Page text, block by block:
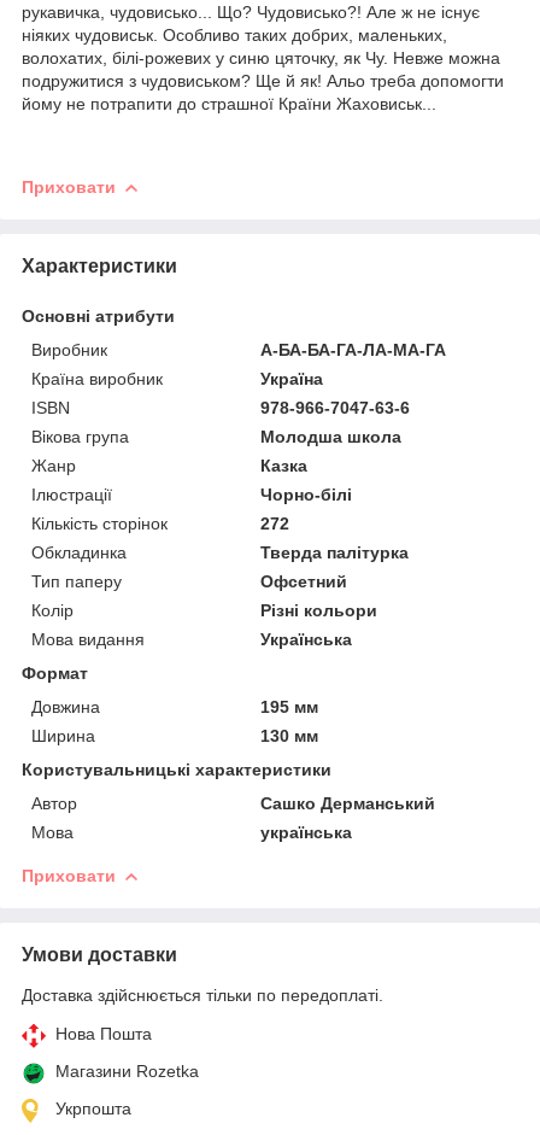
рукавичка, чудовисько... Що? Чудовисько?! Але ж не існує
ніяких чудовиськ. Особливо таких добрих, маленьких,
волохатих, білі-рожевих у синю цяточку, як Чу. Невже можна
подружитися з чудовиськом? Ще й як! Альо треба допомогти
йому не потрапити до страшної Країни Жаховиськ...
Приховати
Характеристики
Основні атрибути
Виробник
А-БА-БА-ГА-ЛА-МА-ГА
Країна виробник
Україна
ISBN
978-966-7047-63-6
Вікова група
Молодша школа
Жанр
Казка
Ілюстрації
Чорно-білі
Кількість сторінок
272
Обкладинка
Тверда палітурка
Тип паперу
Офсетний
Колір
Різні кольори
Мова видання
Українська
Формат
Довжина
195 мм
Ширина
130 мм
Користувальницькі характеристики
Автор
Сашко Дерманський
Мова
українська
Приховати
Умови доставки
Доставка здійснюється тільки по передоплаті.
Нова Пошта
Магазини Rozetka
Укрпошта